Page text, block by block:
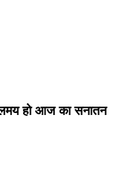
हो आज का सनातन